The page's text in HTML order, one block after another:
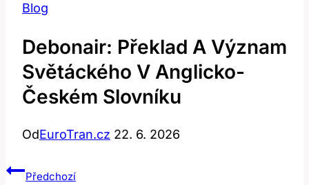
Blog
Debonair: Překlad A Význam
Světáckého V Anglicko-
Českém Slovníku
OdEuroTran.cz 22. 6. 2026
Navigace
Předchozí